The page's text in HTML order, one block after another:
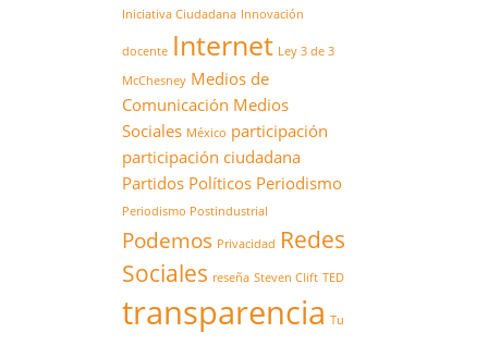
Iniciativa Ciudadana Innovación
docente Internet Ley 3 de 3
McChesney Medios de
Comunicación Medios
Sociales México participación
participación ciudadana
Partidos Políticos Periodismo
Periodismo Postindustrial
Podemos Privacidad Redes
Sociales reseña Steven Clift TED
transparencia Tu